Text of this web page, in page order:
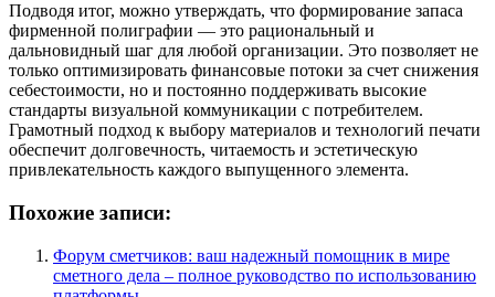
Подводя итог, можно утверждать, что формирование запаса
фирменной полиграфии — это рациональный и
дальновидный шаг для любой организации. Это позволяет не
только оптимизировать финансовые потоки за счет снижения
себестоимости, но и постоянно поддерживать высокие
стандарты визуальной коммуникации с потребителем.
Грамотный подход к выбору материалов и технологий печати
обеспечит долговечность, читаемость и эстетическую
привлекательность каждого выпущенного элемента.
Похожие записи:
Форум сметчиков: ваш надежный помощник в мире
сметного дела – полное руководство по использованию